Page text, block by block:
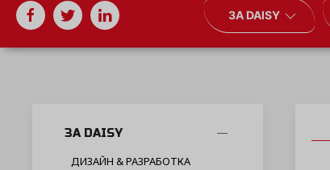
ЗА DAISY
ЗА DAISY
ДИЗАЙН & РАЗРАБОТКА